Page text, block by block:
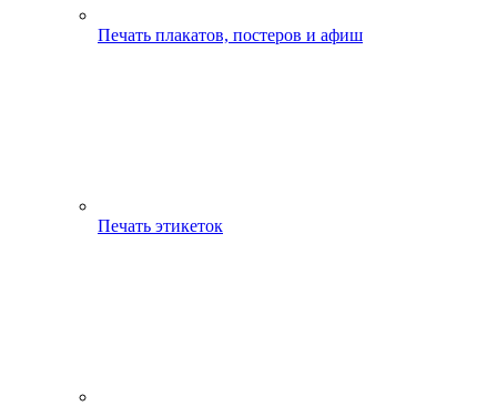
Печать плакатов, постеров и афиш
Печать этикеток